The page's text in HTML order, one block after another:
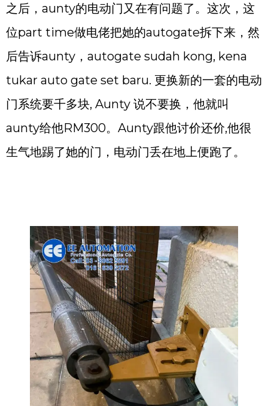
之后，aunty的电动门又在有问题了。这次，这
位part time做电佬把她的autogate拆下来，然
后告诉aunty，autogate sudah kong, kena
tukar auto gate set baru. 更换新的一套的电动
门系统要千多块, Aunty 说不要换，他就叫
aunty给他RM300。Aunty跟他讨价还价,他很
生气地踢了她的门，电动门丢在地上便跑了。